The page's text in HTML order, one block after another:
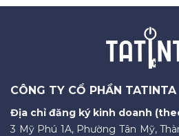
CÔNG TY CỔ PHẦN TATINTA
Địa chỉ đăng ký kinh doanh
3 Mỹ Phú 1A, Phường Tân Mỹ,